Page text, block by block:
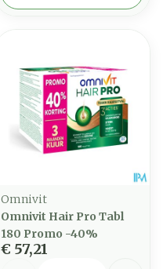
Omnivit
Omnivit Hair Pro Tabl
180 Promo -40%
€ 57,21